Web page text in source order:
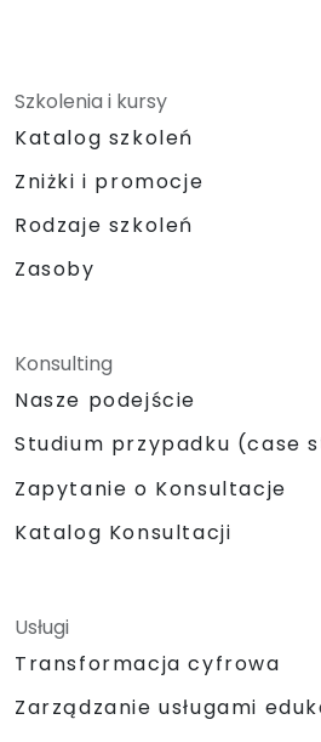
Szkolenia i kursy
Katalog szkoleń
Zniżki i promocje
Rodzaje szkoleń
Zasoby
Konsulting
Nasze podejście
Studium przypadku (case
Zapytanie o Konsultacje
Katalog Konsultacji
Usługi
Transformacja cyfrowa
Zarządzanie usługami